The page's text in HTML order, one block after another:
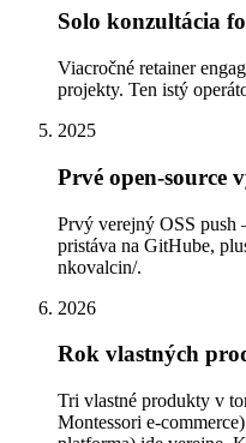
Solo konzultácia
Viacročné retainer
projekty. Ten istý
2025
Prvé open-source
Prvý verejný OSS
pristáva na GitHube,
nkovalcin/.
2026
Rok vlastných
Tri vlastné produkty v
Montessori e-